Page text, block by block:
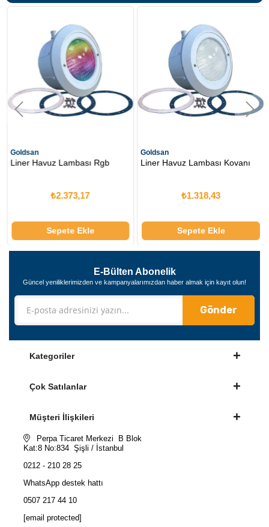
Goldsan
Liner Havuz Lambası Rgb
₺2.373,17
Sepete Ekle
Goldsan
Liner Havuz Lambası Kovanı
₺1.318,43
Sepete Ekle
E-Bülten Abonelik
Güncel yeniliklerimizden ve kampanyalarımızdan haber almak için kayıt olun!
Gönder
Kategoriler
Çok Satılanlar
Müşteri İlişkileri
Perpa Ticaret Merkezi B Blok
Kat:8 No:834 Şişli / İstanbul
0212 - 210 28 25
WhatsApp destek hattı
0507 217 44 10
[email protected]